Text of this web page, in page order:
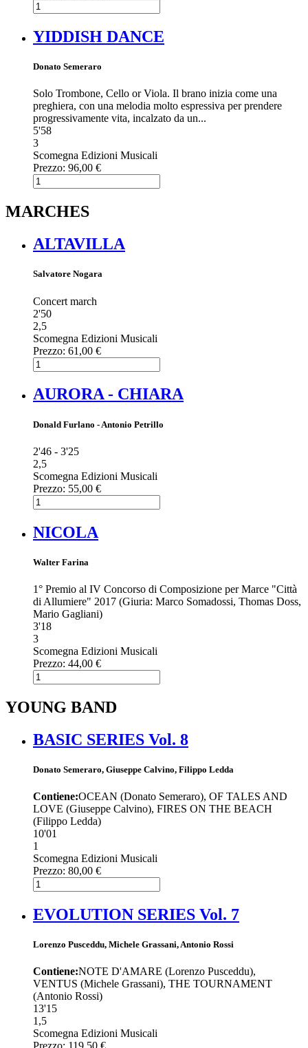
YIDDISH DANCE
Donato Semeraro
Solo Trombone, Cello or Viola. Il brano inizia come una
preghiera, con una melodia molto espressiva per prendere
progressivamente vita, incalzato da un...
5'58
3
Scomegna Edizioni Musicali
Prezzo: 96,00 €
MARCHES
ALTAVILLA
Salvatore Nogara
Concert march
2'50
2,5
Scomegna Edizioni Musicali
Prezzo: 61,00 €
AURORA - CHIARA
Donald Furlano - Antonio Petrillo
2'46 - 3'25
2,5
Scomegna Edizioni Musicali
Prezzo: 55,00 €
NICOLA
Walter Farina
1° Premio al IV Concorso di Composizione per Marce "Città
di Allumiere" 2017 (Giuria: Marco Somadossi, Thomas Doss,
Mario Gagliani)
3'18
3
Scomegna Edizioni Musicali
Prezzo: 44,00 €
YOUNG BAND
BASIC SERIES Vol. 8
Donato Semeraro, Giuseppe Calvino, Filippo Ledda
Contiene:OCEAN (Donato Semeraro), OF TALES AND
LOVE (Giuseppe Calvino), FIRES ON THE BEACH
(Filippo Ledda)
10'01
1
Scomegna Edizioni Musicali
Prezzo: 80,00 €
EVOLUTION SERIES Vol. 7
Lorenzo Pusceddu, Michele Grassani, Antonio Rossi
Contiene:NOTE D'AMARE (Lorenzo Pusceddu),
VENTUS (Michele Grassani), THE TOURNAMENT
(Antonio Rossi)
13'15
1,5
Scomegna Edizioni Musicali